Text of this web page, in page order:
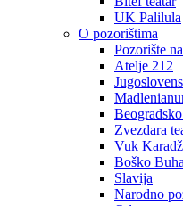
UK Palilula
O pozorištima
Pozorište
Atelje 212
Zvezdara
Vuk
Boško Buha
Slavija
Narodno